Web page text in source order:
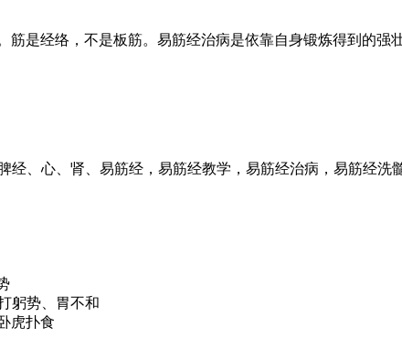
经络，不是板筋。易筋经治病是依靠自身锻炼得到的强
、心、肾、易筋经，易筋经教学，易筋经治病，易筋经洗髓
躬势、胃不和
虎扑食